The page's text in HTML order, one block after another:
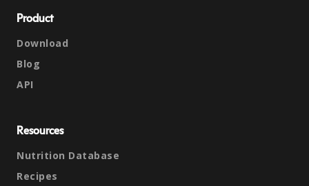
Product
Download
Blog
API
Resources
Nutrition Database
Recipes